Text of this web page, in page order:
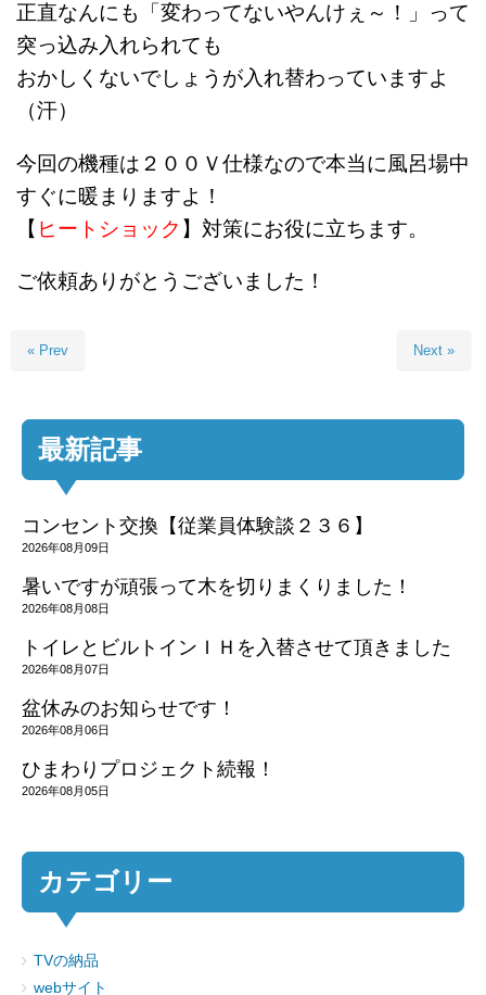
正直なんにも「変わってないやんけぇ～！」って
突っ込み入れられても
おかしくないでしょうが入れ替わっていますよ
（汗）
今回の機種は２００Ｖ仕様なので本当に風呂場中
すぐに暖まりますよ！
【 ヒートショック 】対策にお役に立ちます。
ご依頼ありがとうございました！
« Prev Next »
最新記事
コンセント交換【従業員体験談２３６】
2026年08月09日
暑いですが頑張って木を切りまくりました！
2026年08月08日
トイレとビルトインＩＨを入替させて頂きました
2026年08月07日
盆休みのお知らせです！
2026年08月06日
ひまわりプロジェクト続報！
2026年08月05日
カテゴリー
TVの納品
webサイト